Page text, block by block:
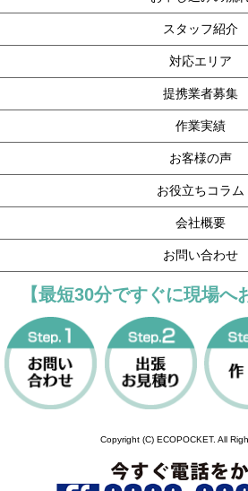
スタッフ紹介
対応エリア
提携業者募集
作業実績
お客様の声
お役立ちコラム
会社概要
お問い合わせ
【最短30分ですぐに現場へ
Copyright (C) ECOPOCKET. All